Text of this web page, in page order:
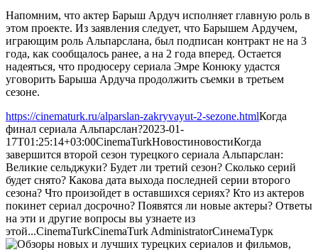
Напомним, что актер Барыш Ардуч исполняет главную роль в
этом проекте. Из заявления следует, что Барышем Ардучем,
играющим роль Альпарслана, был подписан контракт не на 3
года, как сообщалось ранее, а на 2 года вперед. Остается
надеяться, что продюсеру сериала Эмре Конюку удастся
уговорить Барыша Ардуча продолжить съемки в третьем
сезоне.
https://cinematurk.ru/alparslan-zakryvayut-2-sezone.htmlКогда
финал сериала Альпарслан?2023-01-
17T01:25:14+03:00CinemaTurkНовостиновостиКогда
завершится второй сезон турецкого сериала Альпарслан:
Великие сельджуки? Будет ли третий сезон? Сколько серий
будет снято? Какова дата выхода последней серии второго
сезона? Что произойдет в оставшихся сериях? Кто из актеров
покинет сериал досрочно? Появятся ли новые актеры? Ответы
на эти и другие вопросы вы узнаете из
этой...CinemaTurkCinemaTurk AdministratorСинемаТурк